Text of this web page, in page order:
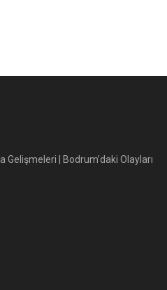
| Bodrum’daki Olayları